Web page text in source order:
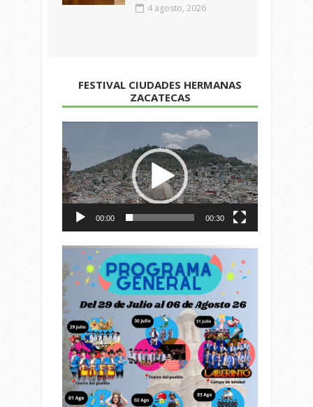
4 agosto, 2026
FESTIVAL CIUDADES HERMANAS
ZACATECAS
de
vídeo
00:00 00:30